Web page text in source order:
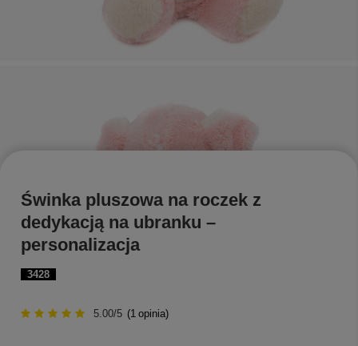
3428
Świnka pluszowa na roczek z
dedykacją na ubranku –
personalizacja
5.00/5 (1 opinia)